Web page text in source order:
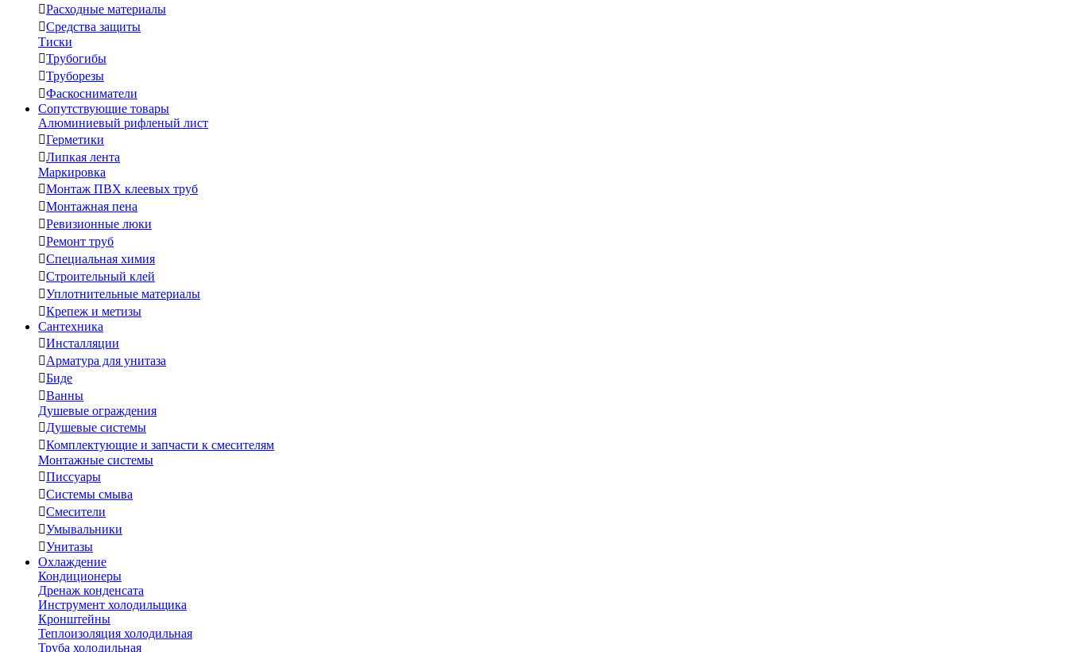
Расходные материалы
Средства защиты
Тиски
Трубогибы
Труборезы
Фаскосниматели
Сопутствующие товары
Алюминиевый рифленый лист
Герметики
Липкая лента
Маркировка
Монтаж ПВХ клеевых труб
Монтажная пена
Ревизионные люки
Ремонт труб
Специальная химия
Строительный клей
Уплотнительные материалы
Крепеж и метизы
Сантехника
Инсталляции
Арматура для унитаза
Биде
Ванны
Душевые ограждения
Душевые системы
Комплектующие и запчасти к смесителям
Монтажные системы
Писсуары
Системы смыва
Смесители
Умывальники
Унитазы
Охлаждение
Кондиционеры
Дренаж конденсата
Инструмент холодильщика
Кронштейны
Теплоизоляция холодильная
Труба холодильная